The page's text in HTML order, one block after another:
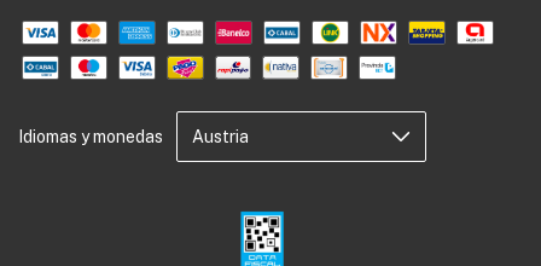
Idiomas y monedas